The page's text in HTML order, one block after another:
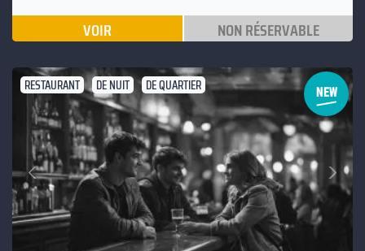
VOIR NON RÉSERVABLE
RESTAURANT DE NUIT DE QUARTIER
Précédent
Suivant